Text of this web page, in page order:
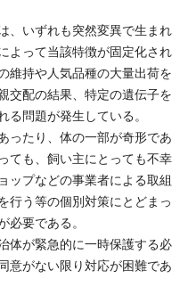
、いずれも突然変異で生まれ
よって当該特徴が固定化され
維持や人気品種の大量出荷を
交配の結果、特定の遺伝子を
る問題が発生している。
ったり、体の一部が奇形であ
ても、飼い主にとっても不幸
ップなどの事業者による取組
行う等の個別対策にとどまっ
必要である。
体が緊急的に一時保護する必
意がない限り対応が困難であ